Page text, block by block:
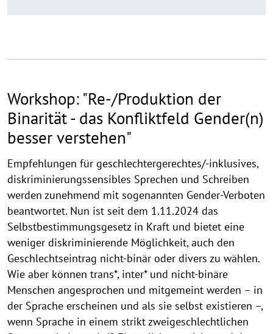
Workshop: "Re-/Produktion der
Binarität - das Konfliktfeld Gender(n)
besser verstehen"
Empfehlungen für geschlechtergerechtes/-inklusives,
diskriminierungssensibles Sprechen und Schreiben
werden zunehmend mit sogenannten Gender-Verboten
beantwortet. Nun ist seit dem 1.11.2024 das
Selbstbestimmungsgesetz in Kraft und bietet eine
weniger diskriminierende Möglichkeit, auch den
Geschlechtseintrag nicht-binär oder divers zu wählen.
Wie aber können trans*, inter* und nicht-binäre
Menschen angesprochen und mitgemeint werden – in
der Sprache erscheinen und als sie selbst existieren –,
wenn Sprache in einem strikt zweigeschlechtlichen